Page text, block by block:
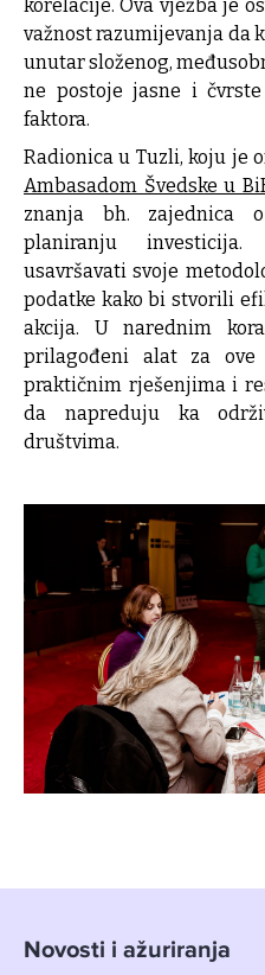
korelacije. Ova vježba je
važnost razumijevanja da
unutar složenog,
ne postoje jasne i
faktora.
Radionica u Tuzli, koju je
Ambasadom Švedske u
znanja bh. zajednica
planiranju
usavršavati svoje
podatke kako bi stvorili
akcija. U narednim
prilagođeni alat za ove
praktičnim rješenjima i
da napreduju ka
društvima.
Novosti i ažuriranja